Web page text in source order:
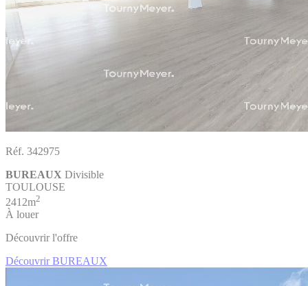
Réf. 342975
BUREAUX Divisible
TOULOUSE
2412m2
À louer
Découvrir l'offre
Découvrir BUREAUX